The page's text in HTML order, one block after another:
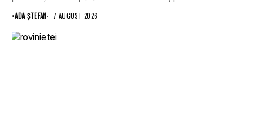
•ADA ȘTEFAN 7 AUGUST 2026